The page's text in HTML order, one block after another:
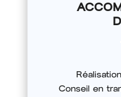
Conseil en